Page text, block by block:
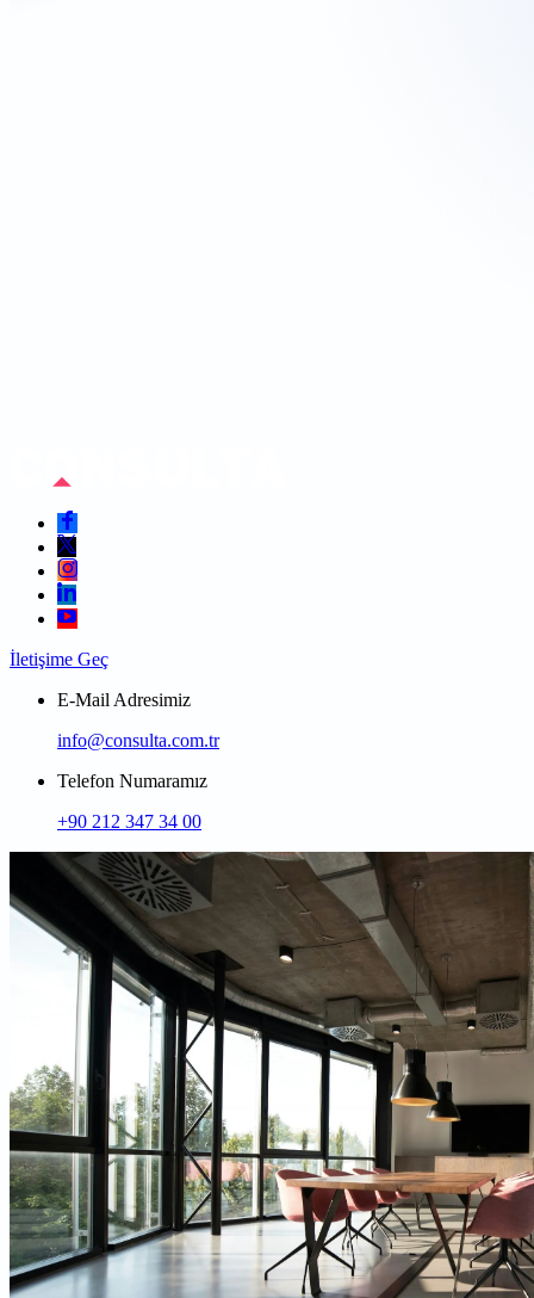
İletişime Geç
E-Mail Adresimiz
info@consulta.com.tr
Telefon Numaramız
+90 212 347 34 00